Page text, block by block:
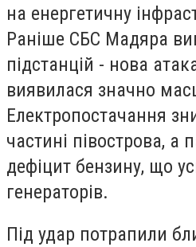
на енергетичну
Раніше СБС Мадяра
підстанцій - нова
виявилася значно
Електропостачання
частині півострова, а
дефіцит бензину, що
генераторів.
Під удар потрапили